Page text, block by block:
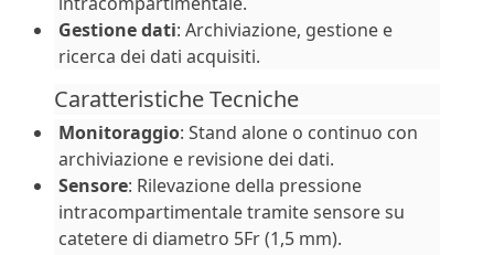
Gestione dati: Archiviazione, gestione e
ricerca dei dati acquisiti.
Caratteristiche Tecniche
Monitoraggio: Stand alone o continuo con
archiviazione e revisione dei dati.
Sensore: Rilevazione della pressione
intracompartimentale tramite sensore su
catetere di diametro 5Fr (1,5 mm).